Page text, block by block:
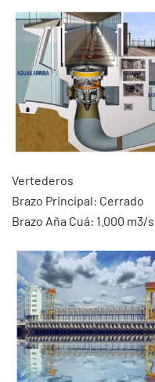
Vertederos
Brazo Principal: Cerrado
Brazo Aña Cuá: 1.000 m3/s.